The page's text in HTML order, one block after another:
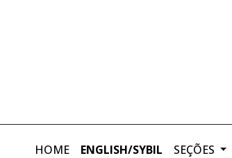
HOME ENGLISH/SYBIL SEÇÕES